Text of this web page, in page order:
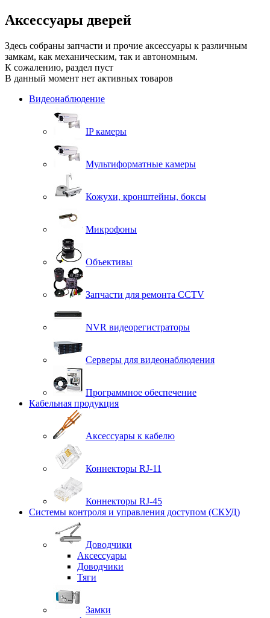
Аксессуары дверей
Здесь собраны запчасти и прочие аксессуары к различным
замкам, как механическим, так и автономным.
К сожалению, раздел пуст
В данный момент нет активных товаров
Видеонаблюдение
IP камеры
Мультиформатные камеры
Кожухи, кронштейны, боксы
Микрофоны
Объективы
Запчасти для ремонта CCTV
NVR видеорегистраторы
Серверы для видеонаблюдения
Программное обеспечение
Кабельная продукция
Аксессуары к кабелю
Коннекторы RJ-11
Коннекторы RJ-45
Системы контроля и управления доступом (СКУД)
Доводчики
Аксессуары
Доводчики
Тяги
Замки